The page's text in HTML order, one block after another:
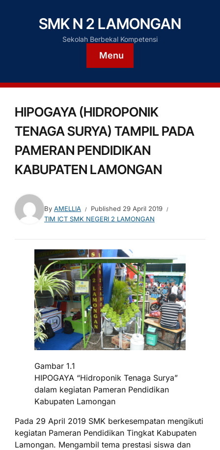
SMK N 2 LAMONGAN
Sekolah Berbekal Kompetensi
Menu
HIPOGAYA (HIDROPONIK
TENAGA SURYA) TAMPIL PADA
PAMERAN PENDIDIKAN
KABUPATEN LAMONGAN
By AMELLIA Published 29 April 2019
TIM ICT SMK NEGERI 2 LAMONGAN
Gambar 1.1
HIPOGAYA “Hidroponik Tenaga Surya”
dalam kegiatan Pameran Pendidikan
Kabupaten Lamongan
Pada 29 April 2019 SMK berkesempatan mengikuti
kegiatan Pameran Pendidikan Tingkat Kabupaten
Lamongan. Mengambil tema prestasi siswa dan